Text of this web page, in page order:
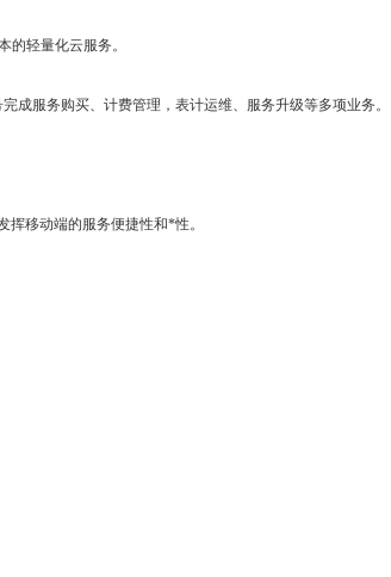
的轻量化云服务。
成服务购买、计费管理，表计运维、服务升级等多项业务。
移动端的服务便捷性和*性。